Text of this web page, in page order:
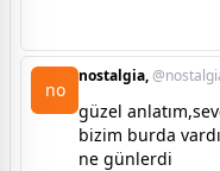
no
nostalgia,
güzel
bizim burda
ne günlerdi